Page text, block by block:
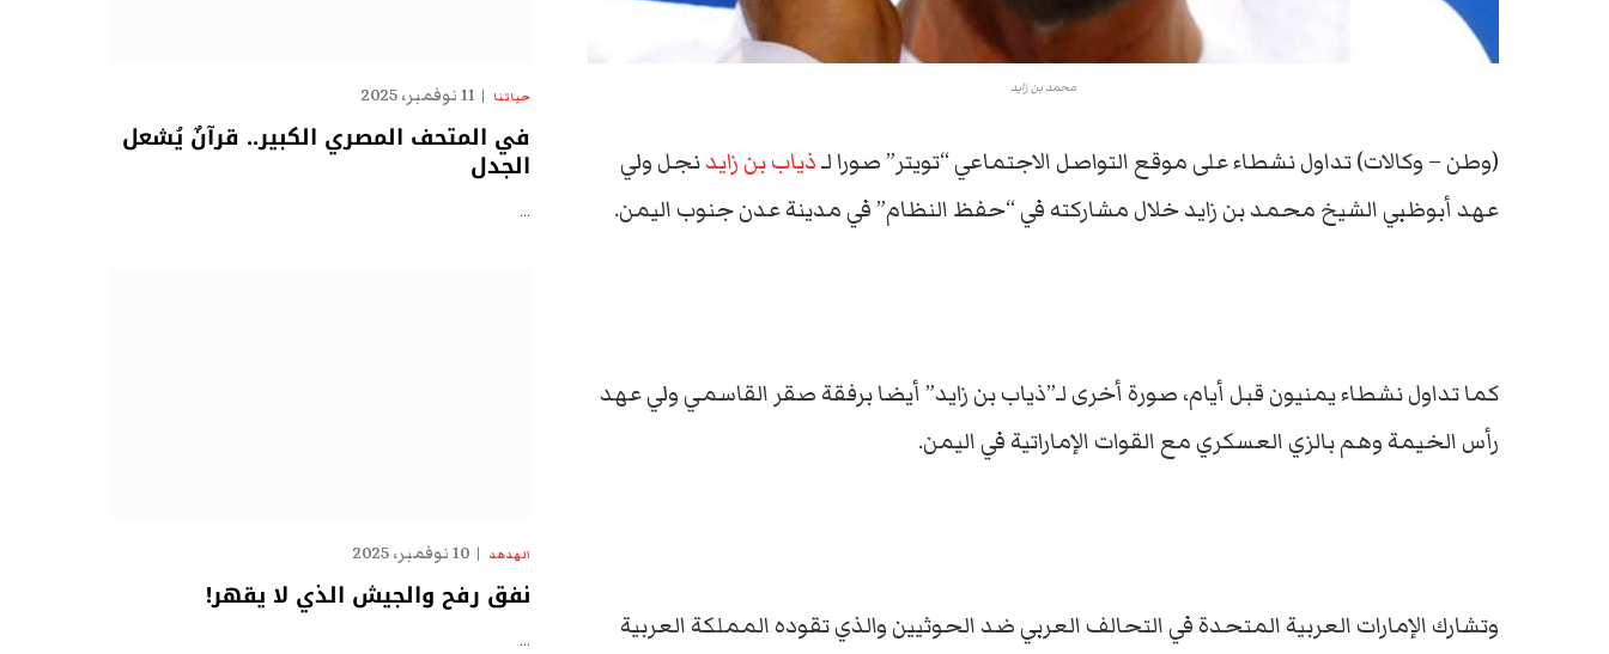
محمد بن زايد
(وطن – وكالات) تداول نشطاء على موقع التواصل الاجتماعي “تويتر” صورا لـذياب بن زايدنجل ولي
عهد أبوظبي الشيخ محمد بن زايد خلال مشاركته في “حفظ النظام” في مدينة عدن جنوب اليمن.
كما تداول نشطاء يمنيون قبل أيام، صورة أخرى لـ”ذياب بن زايد” أيضا برفقة صقر القاسمي ولي عهد
رأس الخيمة وهم بالزي العسكري مع القوات الإماراتية في اليمن.
وتشارك الإمارات العربية المتحدة في التحالف العربي ضد الحوثيين والذي تقوده المملكة العربية
حياتنا 11 نوفمبر، 2025
في المتحف المصري الكبير.. قرآنٌ يُشعل
الجدل
…
الهدهد 10 نوفمبر، 2025
نفق رفح والجيش الذي لا يقهر!
…